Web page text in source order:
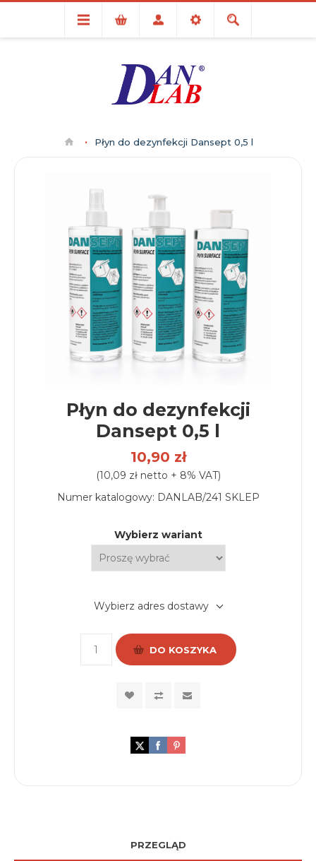
Płyn do dezynfekcji Dansept 0,5 l
Płyn do dezynfekcji
Dansept 0,5 l
10,90 zł
(10,09 zł netto + 8% VAT)
Numer katalogowy: DANLAB/241 SKLEP
Wybierz wariant
Wybierz adres dostawy
DO KOSZYKA
PRZEGLĄD